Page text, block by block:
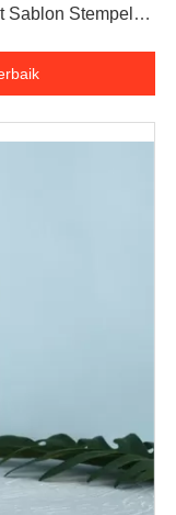
Sablon Stempel